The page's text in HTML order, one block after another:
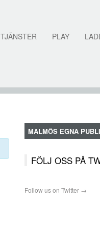
TJÄNSTER PLAY
MALMÖS EGNA
FÖLJ OSS PÅ
Follow us on Twitter →